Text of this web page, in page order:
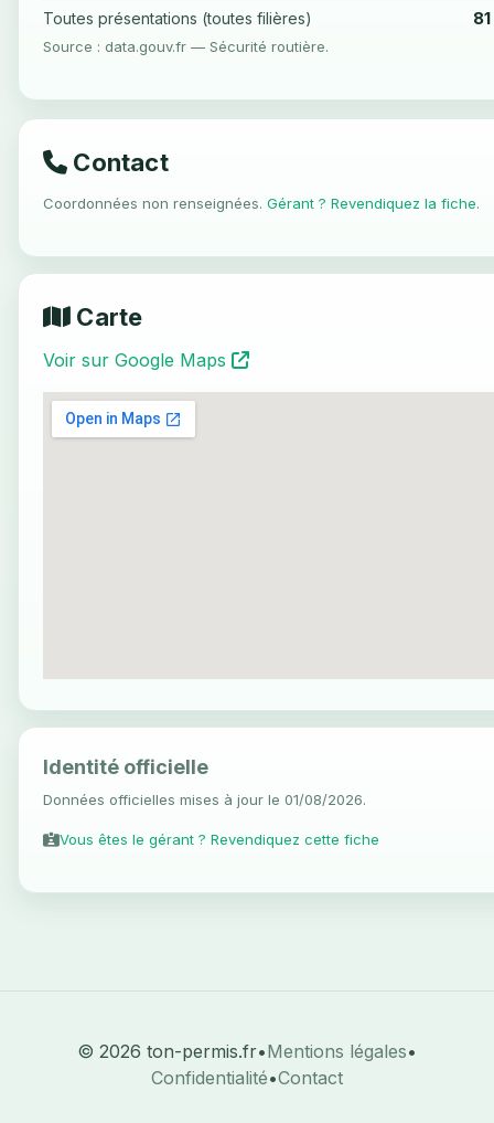
Toutes présentations (toutes filières)
Source : data.gouv.fr — Sécurité routière.
Contact
Coordonnées non renseignées. Gérant ? Revendiquez la fiche.
Carte
Voir sur Google Maps
Identité officielle
Données officielles mises à jour le 01/08/2026.
Vous êtes le gérant ? Revendiquez cette fiche
© 2026 ton-permis.fr•Mentions légales•
Confidentialité•Contact